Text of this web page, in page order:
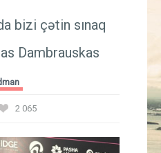
İqtisadiyyat
Güney Azərbaycan
bizi çətin sınaq
Dambrauskas
2 065